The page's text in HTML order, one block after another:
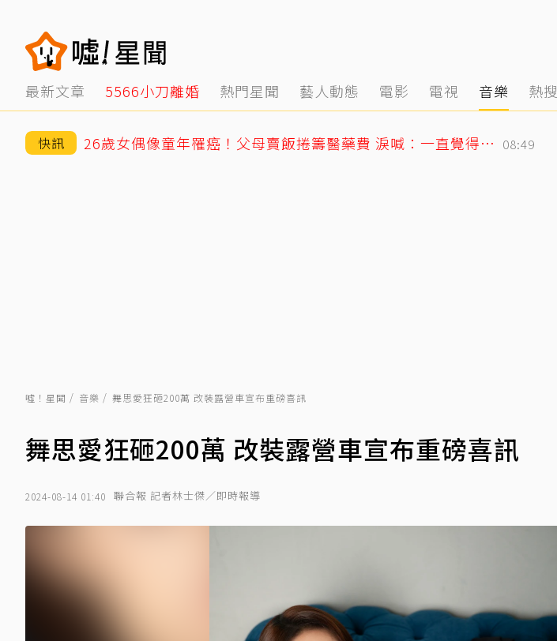
最新文章 5566小刀離婚 熱門星聞 藝人動態 電影 電視 音樂 熱搜
快訊 26歲女偶像童年罹癌！父母賣飯捲籌醫藥費 淚喊：一直覺得都是我的錯 08:49
噓！星聞 音樂 舞思愛狂砸200萬 改裝露營車宣布重磅喜訊
舞思愛狂砸200萬 改裝露營車宣布重磅喜訊
2024-08-14 01:40 聯合報 記者林士傑／即時報導